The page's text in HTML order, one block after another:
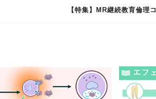
【特集】MR継続教育倫理